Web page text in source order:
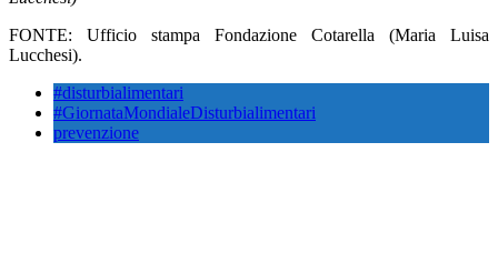
FONTE: Ufficio stampa Fondazione Cotarella (Maria Luisa
Lucchesi).
#disturbialimentari
#GiornataMondialeDisturbialimentari
prevenzione